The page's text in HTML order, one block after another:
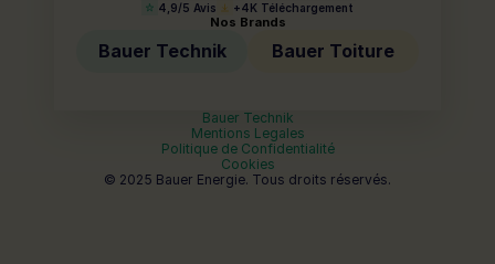
4,9/5 Avis +4K Téléchargement
Nos Brands
Bauer Technik Bauer Toiture
© 2025 Bauer Energie. Tous droits réservés.
Bauer Technik
Mentions Legales
Politique de Confidentialité
Cookies